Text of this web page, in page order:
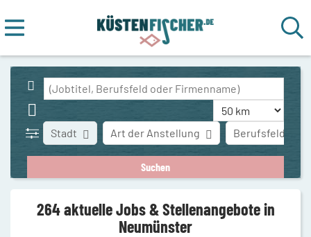
Stadt Art der Anstellung Berufsfeld
264 aktuelle Jobs & Stellenangebote in
Neumünster